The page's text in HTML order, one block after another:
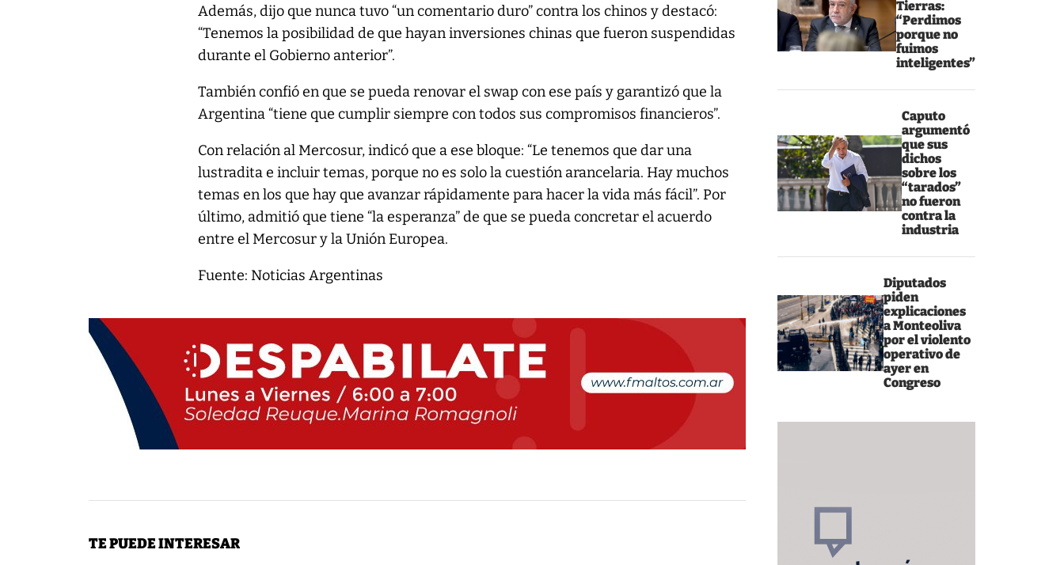
Tierras:
“Perdimos
porque no
fuimos
inteligentes”
Caputo
argumentó
que sus
dichos
sobre los
“tarados”
no fueron
contra la
industria
Diputados
piden
explicaciones
a Monteoliva
por el violento
operativo de
ayer en
Congreso
Además, dijo que nunca tuvo “un comentario duro” contra los chinos y destacó:
“Tenemos la posibilidad de que hayan inversiones chinas que fueron suspendidas
durante el Gobierno anterior”.
También confió en que se pueda renovar el swap con ese país y garantizó que la
Argentina “tiene que cumplir siempre con todos sus compromisos financieros”.
Con relación al Mercosur, indicó que a ese bloque: “Le tenemos que dar una
lustradita e incluir temas, porque no es solo la cuestión arancelaria. Hay muchos
temas en los que hay que avanzar rápidamente para hacer la vida más fácil”. Por
último, admitió que tiene “la esperanza” de que se pueda concretar el acuerdo
entre el Mercosur y la Unión Europea.
Fuente: Noticias Argentinas
TE PUEDE INTERESAR